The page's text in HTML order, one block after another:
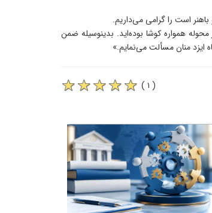
است را گرامی می‌داریم.
همواره کوشا بوده‌اید. بدینوسیله ضمن
ایزد منان مسألت می‌نمایم.»
( ۱ )